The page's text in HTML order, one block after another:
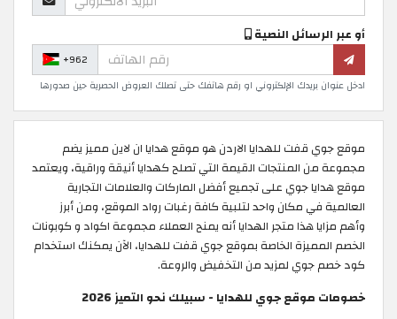
أو عبر الرسائل النصية
+962
ادخل عنوان بريدك الإلكتروني او رقم هاتفك حتى تصلك العروض الحصرية حين صدورها
موقع جوي قفت للهدايا الاردن هو موقع هدايا ان لاين مميز يضم
مجموعة من المنتجات القيمة التي تصلح كهدايا أنيقة وراقية، ويعتمد
موقع هدايا جوي على تجميع أفضل الماركات والعلامات التجارية
العالمية في مكان واحد لتلبية كافة رغبات رواد الموقع، ومن أبرز
وأهم مزايا هذا متجر الهدايا أنه يمنح العملاء مجموعة اكواد و كوبونات
الخصم المميزة الخاصة بموقع جوي قفت للهدايا، الآن يمكنك استخدام
كود خصم جوي لمزيد من التخفيض والروعة.
خصومات موقع جوي للهدايا - سبيلك نحو التميز 2026